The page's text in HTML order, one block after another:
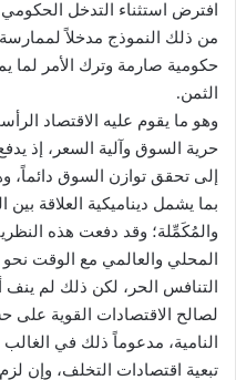
افترض استثناء التدخل
من ذلك النموذج مدخلاً
حكومية صارمة وترك الأمر لما
الثمن.
وهو ما يقوم عليه الاقتصاد
حرية السوق وآلية السعر، إذ
إلى تحقق توازن السوق دائماً،
بما يشمل ديناميكية العلاقة بين
والمُكَمِّلة؛ وقد دفعت هذه
المحلي والعالمي مع الوقت
التنافس الحر، لكن ذلك لم ينف
لصالح الاقتصادات القوية على
النامية، مدعوماً ذلك في
تبعية اقتصادات التخلف، وإن